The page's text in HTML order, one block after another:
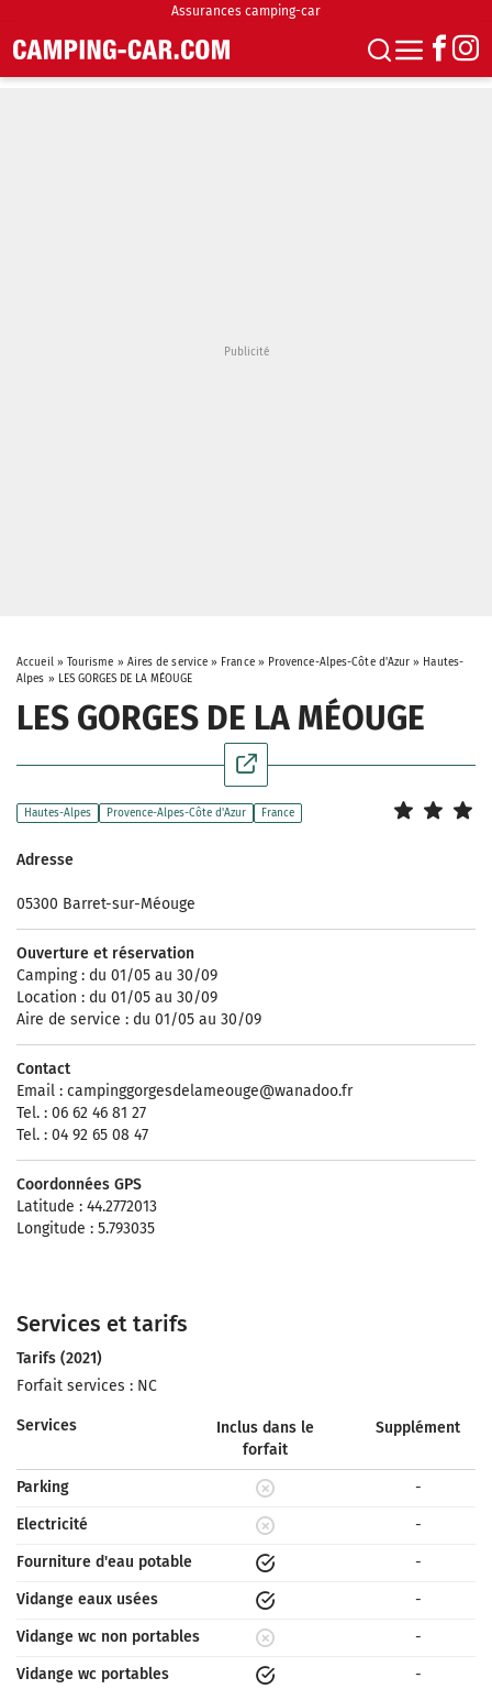
Assurances camping-car
Accueil» Tourisme » Aires de service » France» Provence-Alpes-Côte d'Azur » Hautes-
Alpes » LES GORGES DE LA MÉOUGE
LES GORGES DE LA MÉOUGE
Hautes-Alpes Provence-Alpes-Côte d'Azur France
Adresse
05300 Barret-sur-Méouge
Ouverture et réservation
Camping : du 01/05 au 30/09
Location : du 01/05 au 30/09
Aire de service : du 01/05 au 30/09
Contact
Email : campinggorgesdelameouge@wanadoo.fr
Tel. : 06 62 46 81 27
Tel. : 04 92 65 08 47
Coordonnées GPS
Latitude : 44.2772013
Longitude : 5.793035
Services et tarifs
Tarifs (2021)
Forfait services : NC
Services
Inclus dans le
forfait
Supplément
Parking
-
Electricité
-
Fourniture d'eau potable
-
Vidange eaux usées
-
Vidange wc non portables
-
Vidange wc portables
-